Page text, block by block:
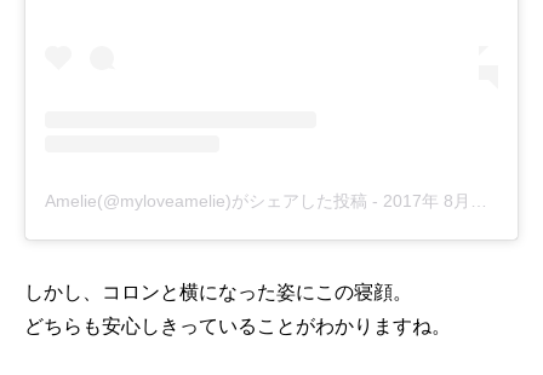
Amelie(@myloveamelie)がシェアした投稿 - 2017年 8月月30日午後8時19分PDT
しかし、コロンと横になった姿にこの寝顔。
どちらも安心しきっていることがわかりますね。